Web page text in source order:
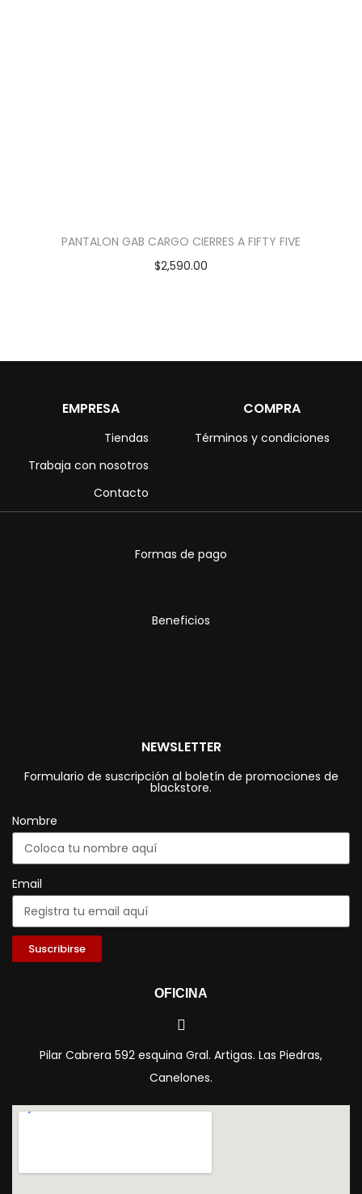
PANTALON GAB CARGO CIERRES A FIFTY FIVE
$2,590.00
EMPRESA
Tiendas
Trabaja con nosotros
Contacto
COMPRA
Términos y condiciones
Formas de pago
Beneficios
NEWSLETTER
Formulario de suscripción al boletín de promociones de
blackstore.
Nombre
Email
Suscribirse
OFICINA
Pilar Cabrera 592 esquina Gral. Artigas. Las Piedras,
Canelones.